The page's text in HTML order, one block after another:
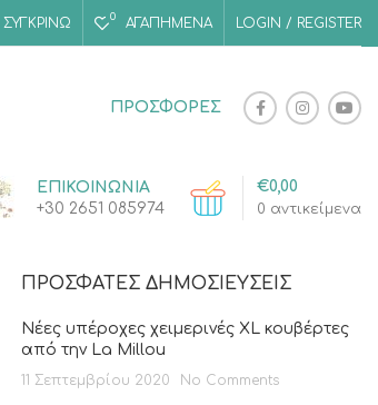
ΣΥΓΚΡΙΝΩ 0 ΑΓΑΠΗΜΈΝΑ LOGIN / REGISTER
ΠΡΟΣΦΟΡΕΣ
ΕΠΙΚΟΙΝΩΝΙΑ
+30 2651 085974
0 αντικείμενα
€0,00
ΠΡΌΣΦΑΤΕΣ ΔΗΜΟΣΙΕΎΣΕΙΣ
Νέες υπέροχες χειμερινές XL κουβέρτες
από την La Millou
11 Σεπτεμβρίου 2020 No Comments